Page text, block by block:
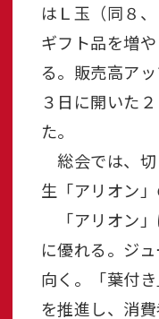
はＬ玉（同８
ギフト品を増
る。販売高ア
３日に開いた
た。
総会では、切
生「アリオン
「アリオン
に優れる。ジ
向く。「葉付
を推進し、消